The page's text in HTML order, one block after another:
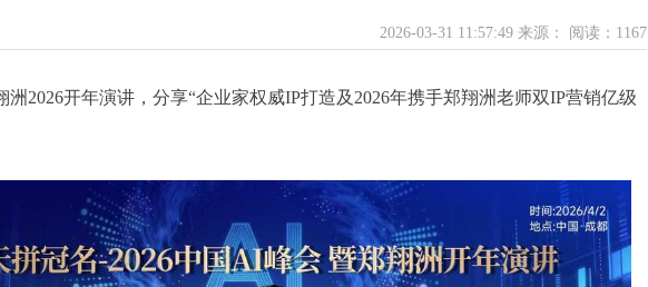
2026-03-31 11:57:49 来源： 阅读：1167
洲2026开年演讲，分享“企业家权威IP打造及2026年携手郑翔洲老师双IP营销亿级